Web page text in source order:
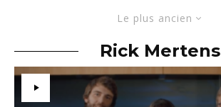
Le plus ancien
Rick Mertens